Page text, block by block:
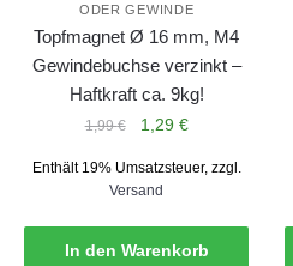
ODER GEWINDE
Topfmagnet Ø 16 mm, M4
Gewindebuchse verzinkt –
Haftkraft ca. 9kg!
1,99€
Ursprünglicher
war:
1,99 €
1,29 €Aktueller
ist:
Enthält 19% Umsatzsteuer, zzgl.
Versand
In den Warenkorb